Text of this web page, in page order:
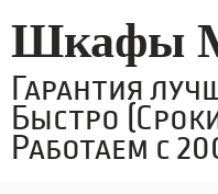
Шкафы
Гарантия
Быстро
Работаем с